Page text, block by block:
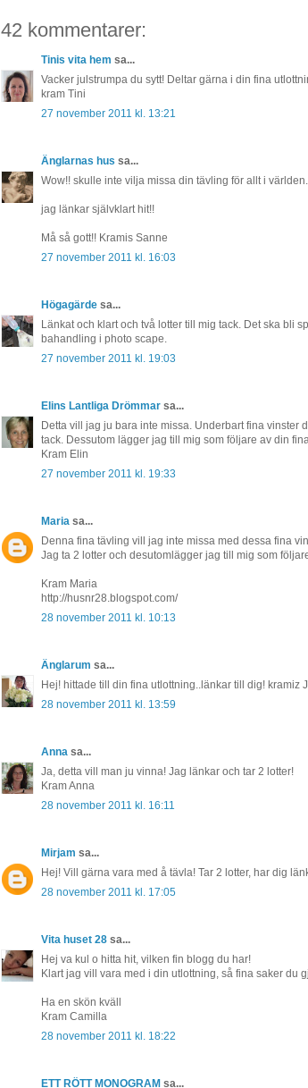
42 kommentarer:
Tinis vita hem sa...
Vacker julstrumpa du sytt! Deltar gärna i din fina
kram Tini
27 november 2011 kl. 13:21
Änglarnas hus sa...
Wow!! skulle inte vilja missa din tävling för allt i
jag länkar självklart hit!!
Må så gott!! Kramis Sanne
27 november 2011 kl. 16:03
Högagärde sa...
Länkat och klart och två lotter till mig tack. Det ska bli
bahandling i photo scape.
27 november 2011 kl. 19:03
Elins Lantliga Drömmar sa...
Detta vill jag ju bara inte missa. Underbart fina vinster
tack. Dessutom lägger jag till mig som följare av din
Kram Elin
27 november 2011 kl. 19:33
Maria sa...
Denna fina tävling vill jag inte missa med dessa fina
Jag ta 2 lotter och desutomlägger jag till mig som
Kram Maria
http://husnr28.blogspot.com/
28 november 2011 kl. 10:13
Änglarum sa...
Hej! hittade till din fina utlottning..länkar till dig! kramiz
28 november 2011 kl. 13:59
Anna sa...
Ja, detta vill man ju vinna! Jag länkar och tar 2 lotter!
Kram Anna
28 november 2011 kl. 16:11
Mirjam sa...
Hej! Vill gärna vara med å tävla! Tar 2 lotter, har dig
28 november 2011 kl. 17:05
Vita huset 28 sa...
Hej va kul o hitta hit, vilken fin blogg du har!
Klart jag vill vara med i din utlottning, så fina saker du
Ha en skön kväll
Kram Camilla
28 november 2011 kl. 18:22
ETT RÖTT MONOGRAM sa...